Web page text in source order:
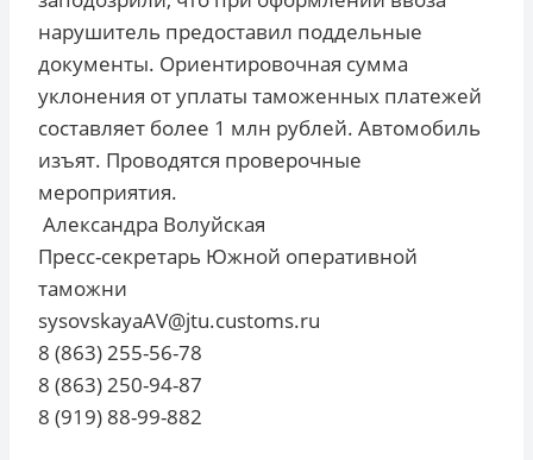
нарушитель предоставил поддельные
документы. Ориентировочная сумма
уклонения от уплаты таможенных платежей
составляет более 1 млн рублей. Автомобиль
изъят. Проводятся проверочные
мероприятия.
Александра Волуйская
Пресс-секретарь Южной оперативной
таможни
sysovskayaAV@jtu.customs.ru
8 (863) 255-56-78
8 (863) 250-94-87
8 (919) 88-99-882